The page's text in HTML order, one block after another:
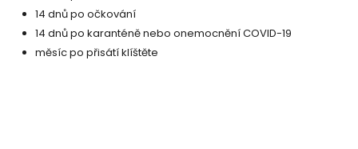
14 dnů po očkování
14 dnů po karanténě nebo onemocnění COVID-19
měsíc po přisátí klíštěte